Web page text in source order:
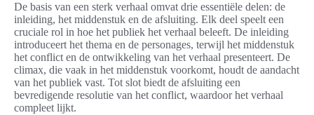
De basis van een sterk verhaal omvat drie essentiële delen: de
inleiding, het middenstuk en de afsluiting. Elk deel speelt een
cruciale rol in hoe het publiek het verhaal beleeft. De inleiding
introduceert het thema en de personages, terwijl het middenstuk
het conflict en de ontwikkeling van het verhaal presenteert. De
climax, die vaak in het middenstuk voorkomt, houdt de aandacht
van het publiek vast. Tot slot biedt de afsluiting een
bevredigende resolutie van het conflict, waardoor het verhaal
compleet lijkt.